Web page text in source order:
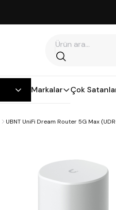
Markalar Çok
UBNT UniFi Dream Router 5G Max